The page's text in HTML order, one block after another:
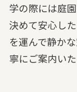
学の際には庭
決めて安心し
を運んで静か
寧にご案内いた